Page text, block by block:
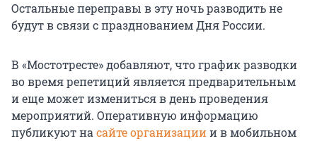
Остальные переправы в эту ночь разводить не
будут в связи с празднованием Дня России.
В «Мостотресте» добавляют, что график разводки
во время репетиций является предварительным
и еще может измениться в день проведения
мероприятий. Оперативную информацию
публикуют насайте организациии в мобильном